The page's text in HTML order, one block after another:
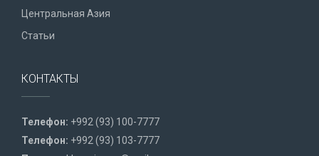
Центральная Азия
Статьи
КОНТАКТЫ
Телефон: +992 (93) 100-7777
Телефон: +992 (93) 103-7777